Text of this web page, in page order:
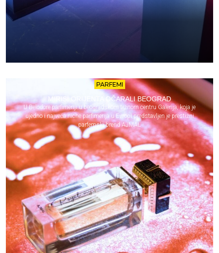
PARFEMI
MIRISI ORIJENTA OČARALI BEOGRAD
U Belodore parfimeriji u beogradskom tržnom centru Galerija, koja je
ujedno i najveća niche parfimerija u Evropi predstavljen je prestižni
parfemski brend AJMAL